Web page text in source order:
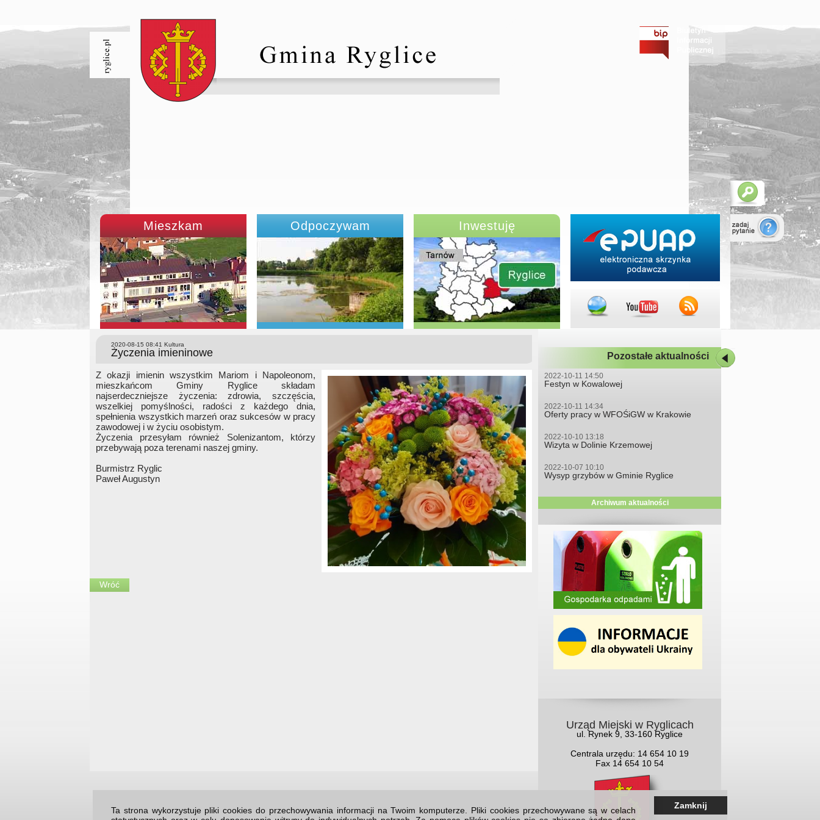
Mieszkam Odpoczywam Inwestuję
2020-08-15 08:41 Kultura
Życzenia imieninowe
Z okazji imienin wszystkim Mariom i Napoleonom,
mieszkańcom Gminy Ryglice składam
najserdeczniejsze życzenia: zdrowia, szczęścia,
wszelkiej pomyślności, radości z każdego dnia,
spełnienia wszystkich marzeń oraz sukcesów w pracy
zawodowej i w życiu osobistym.
Życzenia przesyłam również Solenizantom, którzy
przebywają poza terenami naszej gminy.
Burmistrz Ryglic
Paweł Augustyn
Wróć
Pozostałe aktualności
2022-10-11 14:50
Festyn w Kowalowej
2022-10-11 14:34
Oferty pracy w WFOŚiGW w Krakowie
2022-10-10 13:18
Wizyta w Dolinie Krzemowej
2022-10-07 10:10
Wysyp grzybów w Gminie Ryglice
Archiwum aktualności
Urząd Miejski w Ryglicach
ul. Rynek 9, 33-160 Ryglice
Centrala urzędu: 14 654 10 19
Fax 14 654 10 54
Ta strona wykorzystuje pliki cookies do przechowywania informacji na Twoim komputerze. Pliki cookies przechowywane są w celach
Zamknij